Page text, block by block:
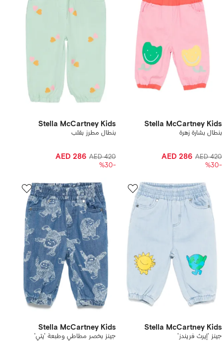
Stella McCartney Kids
بنطال بشارة زهرة
AED 420
AED 286
-%30
Stella McCartney Kids
بنطال مطرز بقلب
AED 420
AED 286
-%30
Stella McCartney Kids
جينز 'إيرث فريندز'
Stella McCartney Kids
جينز بخصر مطاطي وطبعة 'يتي'